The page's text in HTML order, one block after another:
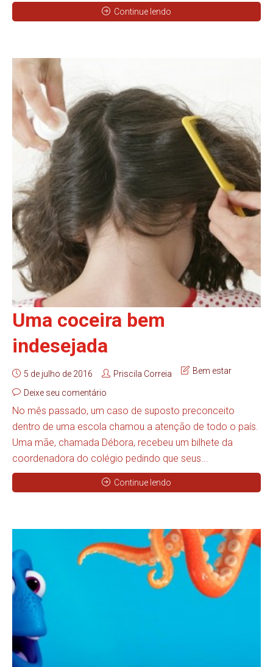
Continue lendo
Uma coceira bem
indesejada
5 de julho de 2016 Priscila Correia Bem estar
Deixe seu comentário
No mês passado, um caso de suposto preconceito
dentro de uma escola chamou a atenção de todo o país.
Uma mãe, chamada Débora, recebeu um bilhete da
coordenadora do colégio pedindo que seus...
Continue lendo